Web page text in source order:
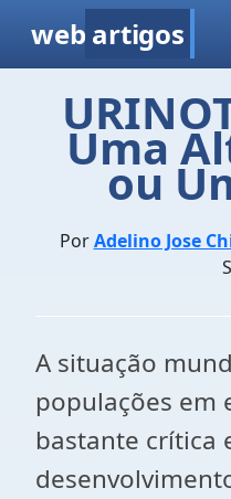
web artigos
Uma
ou
PorAdelino Jose
A situação
populações em
bastante crítica